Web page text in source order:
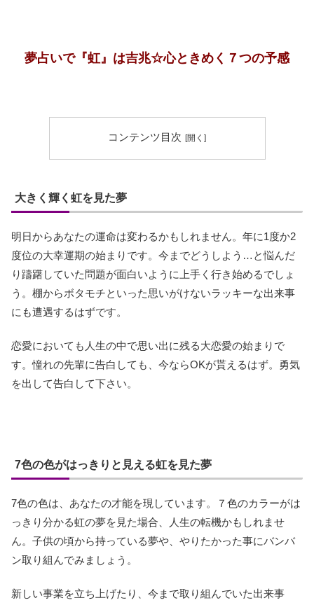
夢占いで『虹』は吉兆☆心ときめく７つの予感
コンテンツ目次
大きく輝く虹を見た夢
明日からあなたの運命は変わるかもしれません。年に1度か2
度位の大幸運期の始まりです。今までどうしよう…と悩んだ
り躊躇していた問題が面白いように上手く行き始めるでしょ
う。棚からボタモチといった思いがけないラッキーな出来事
にも遭遇するはずです。
恋愛においても人生の中で思い出に残る大恋愛の始まりで
す。憧れの先輩に告白しても、今ならOKが貰えるはず。勇気
を出して告白して下さい。
7色の色がはっきりと見える虹を見た夢
7色の色は、あなたの才能を現しています。７色のカラーがは
っきり分かる虹の夢を見た場合、人生の転機かもしれませ
ん。子供の頃から持っている夢や、やりたかった事にバンバ
ン取り組んでみましょう。
新しい事業を立ち上げたり、今まで取り組んでいた出来事